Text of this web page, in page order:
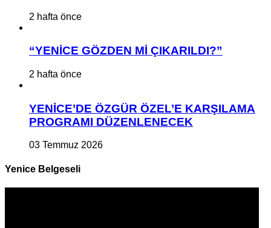
2 hafta önce
“YENİCE GÖZDEN Mİ ÇIKARILDI?”
2 hafta önce
YENİCE’DE ÖZGÜR ÖZEL’E KARŞILAMA
PROGRAMI DÜZENLENECEK
03 Temmuz 2026
Yenice Belgeseli